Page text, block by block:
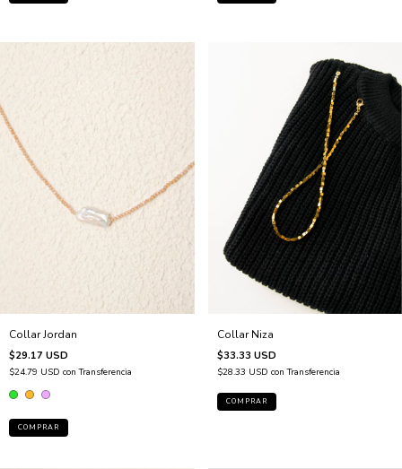
Collar Jordan
$29.17 USD
$24.79 USD con Transferencia
COMPRAR
Collar Niza
$33.33 USD
$28.33 USD con Transferencia